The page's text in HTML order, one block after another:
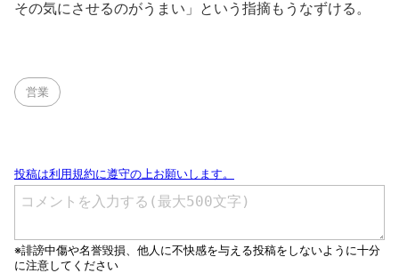
その気にさせるのがうまい」という指摘もうなずける。
営業